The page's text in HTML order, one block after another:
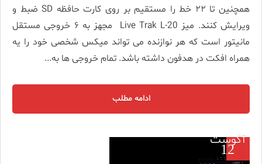
همچنین تا ۲۲ خط را مستقیم بر روی کارت حافظه SD ضبط و
ویرایش کنند. میز Live Trak L-20 مجهز به ۶ خروجی مستقل
مانیتور است که هر نوازنده می تواند میکس شخصی خود را یه
همراه افکت در هدفون داشته باشد. تمام خروجی ها به...
ادامه مطلب
آگوست
12